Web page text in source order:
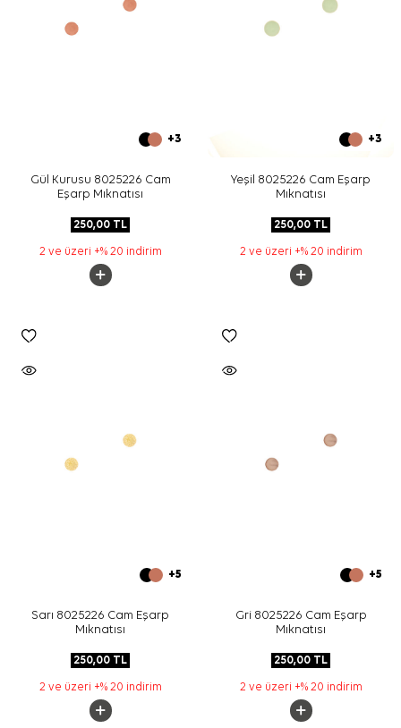
+3
Gül Kurusu 8025226 Cam
Eşarp Mıknatısı
250,00 TL
2 ve üzeri +% 20 indirim
+3
Yeşil 8025226 Cam Eşarp
Mıknatısı
250,00 TL
2 ve üzeri +% 20 indirim
+5
Sarı 8025226 Cam Eşarp
Mıknatısı
250,00 TL
2 ve üzeri +% 20 indirim
+5
Gri 8025226 Cam Eşarp
Mıknatısı
250,00 TL
2 ve üzeri +% 20 indirim